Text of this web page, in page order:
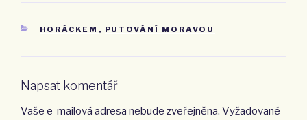
RUBRIKY
HORÁCKEM , PUTOVÁNÍ MORAVOU
Napsat komentář
Vaše e-mailová adresa nebude zveřejněna. Vyžadované